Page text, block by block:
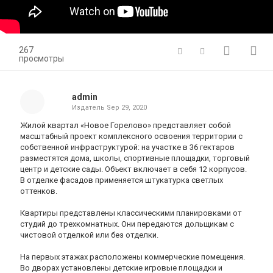
267
просмотры
admin
Издатель Sep 29, 2020
Жилой квартал «Новое Горелово» представляет собой
масштабный проект комплексного освоения территории с
собственной инфраструктурой: на участке в 36 гектаров
разместятся дома, школы, спортивные площадки, торговый
центр и детские сады. Объект включает в себя 12 корпусов.
В отделке фасадов применяется штукатурка светлых
оттенков.
Квартиры представлены классическими планировками от
студий до трехкомнатных. Они передаются дольщикам с
чистовой отделкой или без отделки.
На первых этажах расположены коммерческие помещения.
Во дворах установлены детские игровые площадки и